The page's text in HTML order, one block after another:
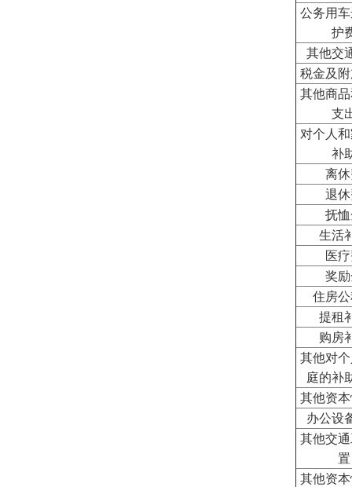
公务用
护
其他交
税金及
其他商
支
对个人
补
离
退
抚
生活
医
奖
住房
提租
购房
其他对
庭的补
其他资
办公设
其他交
置
其他资